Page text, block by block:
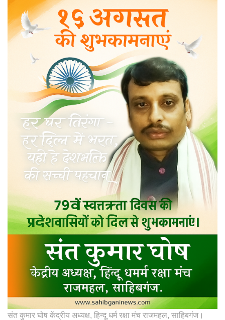
संत कुमार घोष केंद्रीय अध्यक्ष, हिन्दू धर्म रक्षा मंच राजमहल, साहिबगंज।